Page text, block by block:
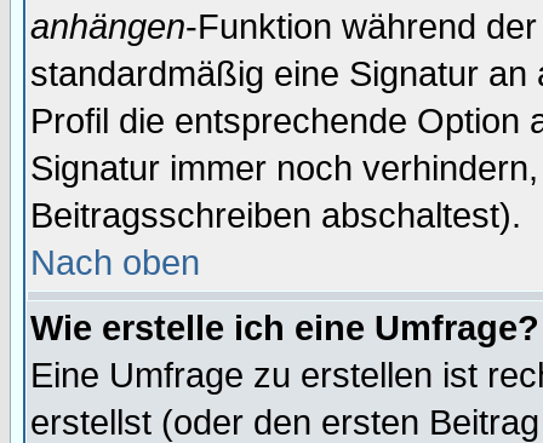
anhängen-Funktion während
standardmäßig eine Signatur
Profil die entsprechende Option
Signatur immer noch
Beitragsschreiben abschaltest).
Nach oben
Wie erstelle ich eine Umfrage?
Eine Umfrage zu erstellen ist
erstellst (oder den ersten